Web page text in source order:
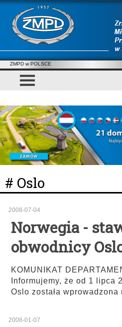
ZMPD w POLSCE
# Oslo
2008-07-04
Norwegia -
obwodnicy
KOMUNIKAT
Informujemy, że od 1 lipca
Oslo została wprowadzona
2008-01-07